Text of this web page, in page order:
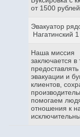
от 1500 рублей
Эвакуатор
Нагатинский
Наша миссия
заключается
эвакуации и
клиентов,
помогаем
отношения к